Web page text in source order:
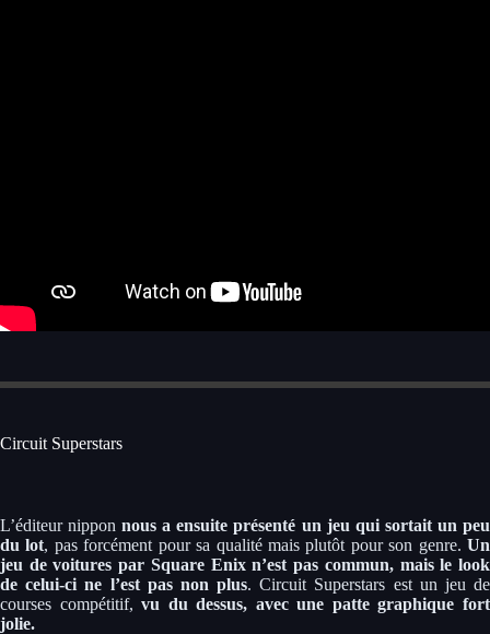
Circuit Superstars
L’éditeur nipponnous a ensuite présenté un jeu qui sortait un peu
du lot, pas forcément pour sa qualité mais plutôt pour son genre.Un
jeu de voitures par Square Enix n’est pas commun, mais le look
de celui-ci ne l’est pas non plus. Circuit Superstars est un jeu de
courses compétitif, vu du dessus, avec une patte graphique fort
jolie.